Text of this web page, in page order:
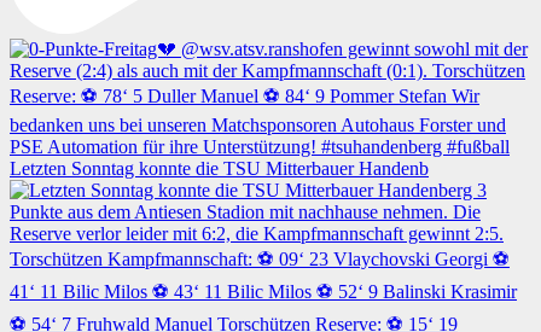
Letzten Sonntag konnte die TSU Mitterbauer Handenb